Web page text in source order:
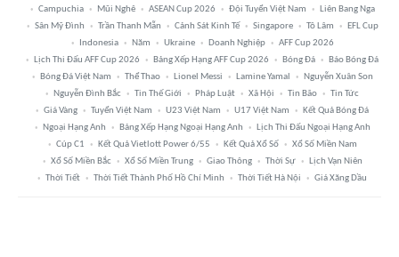
Campuchia
Mũi Nghê ASEAN Cup 2026 Đội Tuyển Việt Nam
Liên Bang Nga
Sân Mỹ Đình
Trần Thanh Mẫn Cảnh Sát Kinh Tế Singapore Tô Lâm
EFL Cup
Indonesia
Năm Ukraine Doanh Nghiệp
AFF Cup 2026
Lịch Thi Đấu AFF Cup 2026
Bảng Xếp Hạng AFF Cup 2026 Bóng Đá
Báo Bóng Đá
Bóng Đá Việt Nam
Thể Thao Lionel Messi Lamine Yamal
Nguyễn Xuân Son
Nguyễn Đình Bắc
Tin Thế Giới Pháp Luật Xã Hội Tin Bão
Tin Tức
Giá Vàng
Tuyển Việt Nam U23 Việt Nam U17 Việt Nam
Kết Quả Bóng Đá
Ngoại Hạng Anh
Bảng Xếp Hạng Ngoại Hạng Anh
Lịch Thi Đấu Ngoại Hạng Anh
Cúp C1
Kết Quả Vietlott Power 6/55 Kết Quả Xổ Số
Xổ Số Miền Nam
Xổ Số Miền Bắc
Xổ Số Miền Trung Giao Thông Thời Sự
Lịch Vạn Niên
Thời Tiết
Thời Tiết Thành Phố Hồ Chí Minh Thời Tiết Hà Nội Giá Xăng Dầu